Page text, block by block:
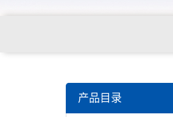
电缆，包装材料，箱包等行业
产品目录